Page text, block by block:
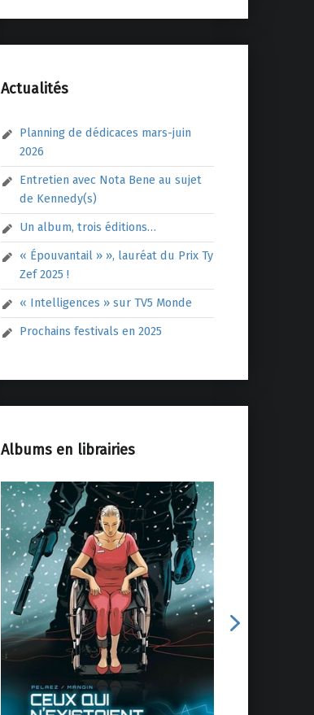
Actualités
Planning de dédicaces mars-juin
2026
Entretien avec Nota Bene au sujet
de Kennedy(s)
Un album, trois éditions…
« Épouvantail » », lauréat du Prix Ty
Zef 2025 !
« Intelligences » sur TV5 Monde
Prochains festivals en 2025
Albums en librairies